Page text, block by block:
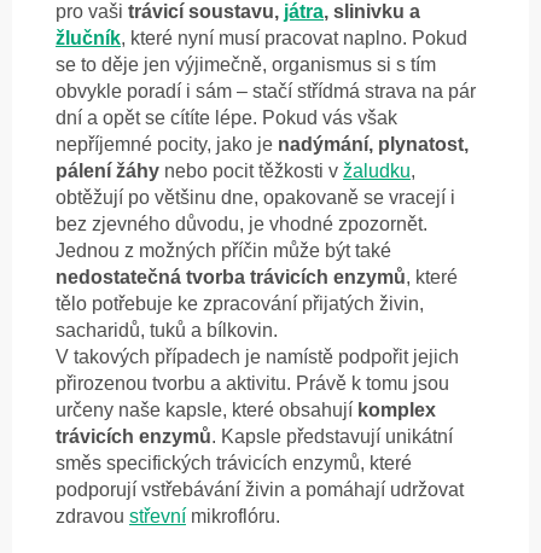
pro vaši trávicí soustavu, játra, slinivku a
žlučník, které nyní musí pracovat naplno. Pokud
se to děje jen výjimečně, organismus si s tím
obvykle poradí i sám – stačí střídmá strava na pár
dní a opět se cítíte lépe. Pokud vás však
nepříjemné pocity, jako je nadýmání, plynatost,
pálení žáhy nebo pocit těžkosti v žaludku,
obtěžují po většinu dne, opakovaně se vracejí i
bez zjevného důvodu, je vhodné zpozornět.
Jednou z možných příčin může být také
nedostatečná tvorba trávicích enzymů, které
tělo potřebuje ke zpracování přijatých živin,
sacharidů, tuků a bílkovin.
V takových případech je namístě podpořit jejich
přirozenou tvorbu a aktivitu. Právě k tomu jsou
určeny naše kapsle, které obsahují komplex
trávicích enzymů. Kapsle představují unikátní
směs specifických trávicích enzymů, které
podporují vstřebávání živin a pomáhají udržovat
zdravou střevní mikroflóru.